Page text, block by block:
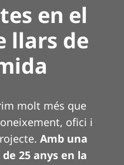
en el
llars de
molt més que
ofici i
Amb una
25 anys en la